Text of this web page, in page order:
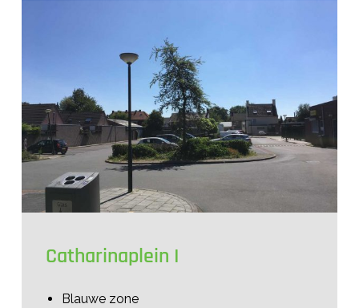
Catharinaplein I
Blauwe zone